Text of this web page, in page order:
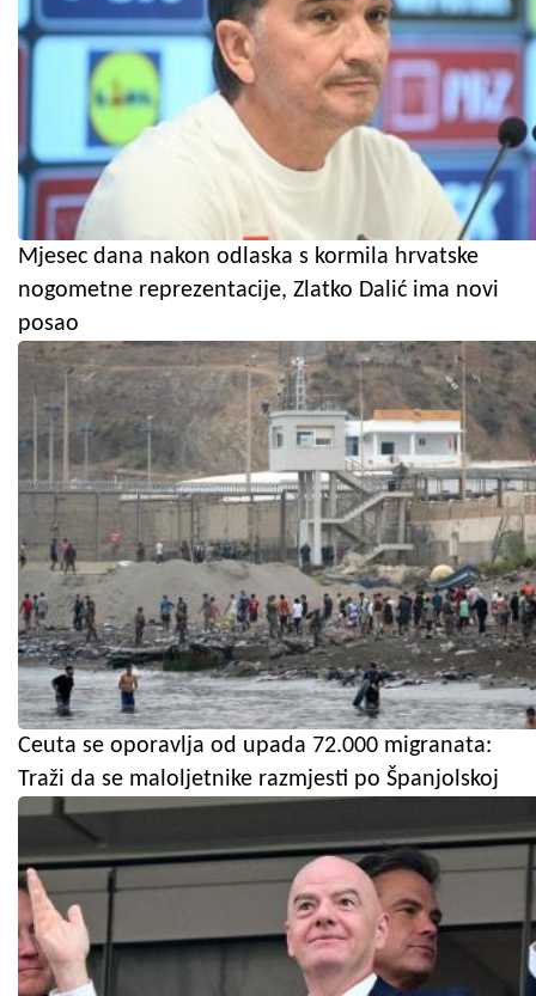
Mjesec dana nakon odlaska s kormila hrvatske
nogometne reprezentacije, Zlatko Dalić ima novi
posao
Ceuta se oporavlja od upada 72.000 migranata:
Traži da se maloljetnike razmjesti po Španjolskoj